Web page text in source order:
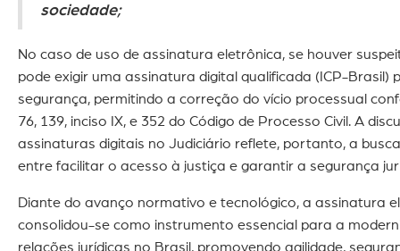
sociedade;
No caso de uso de assinatura eletrônica, se houver
pode exigir uma assinatura digital qualificada (ICP-Brasil)
segurança, permitindo a correção do vício processual
76, 139, inciso IX, e 352 do Código de Processo Civil. A
assinaturas digitais no Judiciário reflete, portanto, a
entre facilitar o acesso à justiça e garantir a segurança
Diante do avanço normativo e tecnológico, a assinatura
consolidou-se como instrumento essencial para a
relações jurídicas no Brasil, promovendo agilidade,